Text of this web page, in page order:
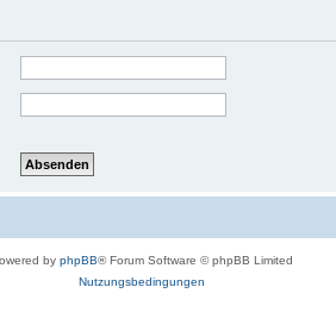
by phpBB® Forum Software © phpBB Limited
Nutzungsbedingungen